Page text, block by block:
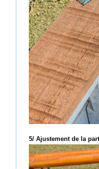
5/ Ajustement de la